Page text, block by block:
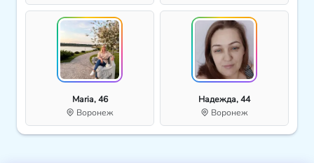
Maria, 46
Воронеж
Надежда, 44
Воронеж